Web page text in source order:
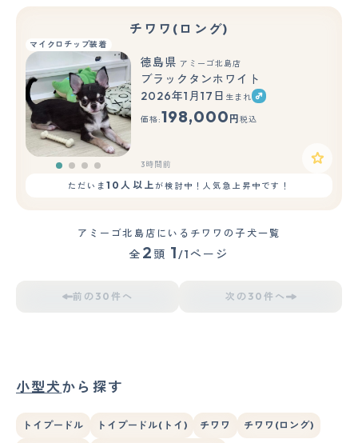
チワワ(ロング)
マイクロチップ装着
徳島県 アミーゴ北島店
ブラックタンホワイト
2026年1月17日 生まれ
価格:198,000 円 税込
3時間前
ただいま10人以上が検討中！人気急上昇中です！
アミーゴ北島店にいるチワワの子犬一覧
全 2 頭 1/1ページ
前の30件へ 次の30件へ
小型犬から探す
トイプードル トイプードル(トイ) チワワ チワワ(ロング)